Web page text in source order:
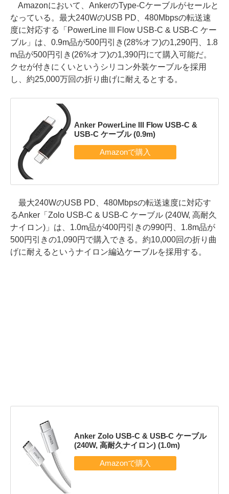
Amazonにおいて、AnkerのType-Cケーブルがセールと
なっている。最大240WのUSB PD、480Mbpsの転送速
度に対応する「PowerLine III Flow USB-C & USB-C ケー
ブル」は、0.9m品が500円引き(28%オフ)の1,290円、1.8
m品が500円引き(26%オフ)の1,390円にて購入可能だ。
クセが付きにくいというシリコン外装ケーブルを採用
し、約25,000万回の折り曲げに耐えるとする。
Anker PowerLine III Flow USB-C &
USB-C ケーブル (0.9m)
最大240WのUSB PD、480Mbpsの転送速度に対応す
るAnker「Zolo USB-C & USB-C ケーブル (240W, 高耐久
ナイロン)」は、1.0m品が400円引きの990円、1.8m品が
500円引きの1,090円で購入できる。約10,000回の折り曲
げに耐えるというナイロン編込ケーブルを採用する。
Anker Zolo USB-C & USB-C ケーブル
(240W, 高耐久ナイロン) (1.0m)